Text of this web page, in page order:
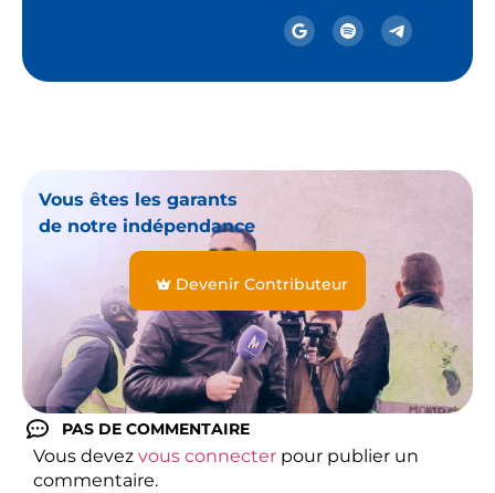
Vous êtes les garants
de notre indépendance
Devenir Contributeur
PAS DE COMMENTAIRE
Vous devez vous connecter pour publier un
commentaire.